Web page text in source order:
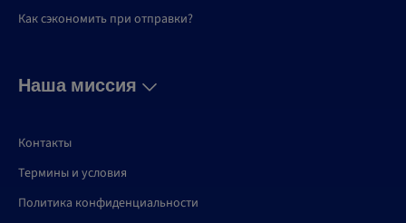
Как сэкономить при отправки?
Наша миссия
Контакты
Термины и условия
Политика конфиденциальности